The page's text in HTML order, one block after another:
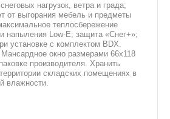
нагрузок, ветра и града;
от выгорания мебель и предметы
теплосбережение
напыления Low-E; защита «Снег+»;
установке с комплектом BDX.
Мансардное окно размерами 66x118
производителя. Хранить
складских помещениях в
влажности.